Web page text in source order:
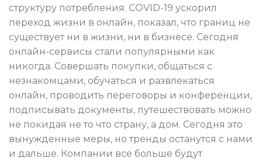
структуру потребления. СOVID-19 ускорил
переход жизни в онлайн, показал, что границ не
существует ни в жизни, ни в бизнесе. Сегодня
онлайн-сервисы стали популярными как
никогда. Совершать покупки, общаться с
незнакомцами, обучаться и развлекаться
онлайн, проводить переговоры и конференции,
подписывать документы, путешествовать можно
не покидая не то что страну, а дом. Сегодня это
вынужденные меры, но тренды останутся с нами
и дальше. Компании все больше будут